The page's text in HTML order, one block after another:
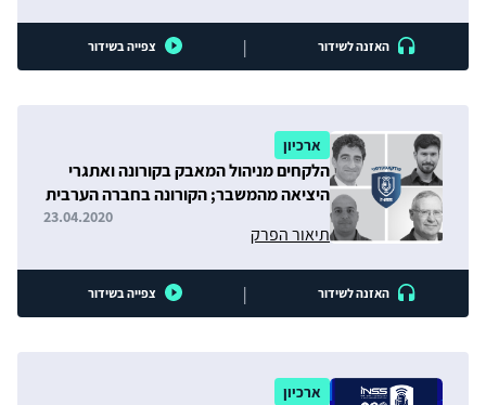
האזנה לשידור | צפייה בשידור
ארכיון
הלקחים מניהול המאבק בקורונה ואתגרי
היציאה מהמשבר; הקורונה בחברה הערבית
תיאור הפרק
23.04.2020
האזנה לשידור | צפייה בשידור
ארכיון